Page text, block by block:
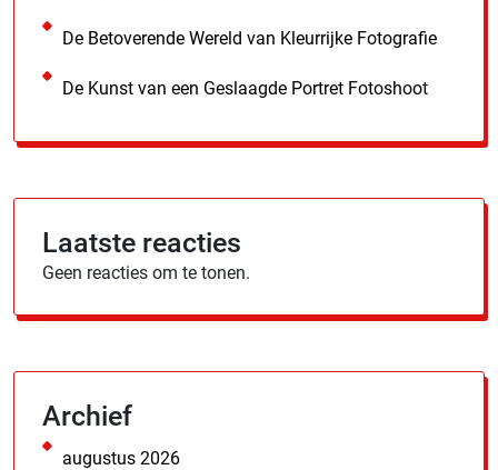
De Betoverende Wereld van Kleurrijke Fotografie
De Kunst van een Geslaagde Portret Fotoshoot
Laatste reacties
Geen reacties om te tonen.
Archief
augustus 2026